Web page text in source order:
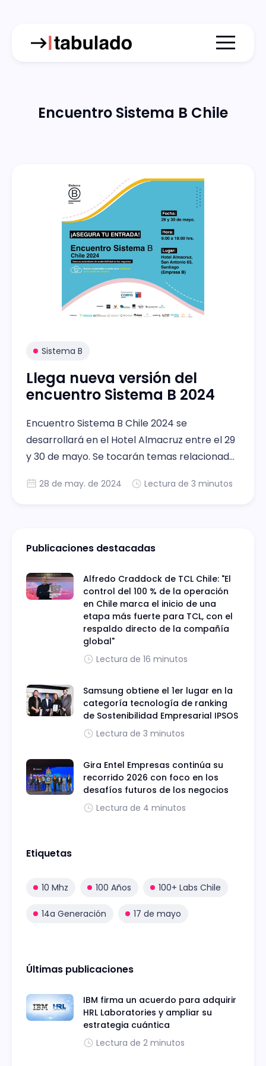
Menu
Encuentro Sistema B Chile
Sistema B
Llega nueva versión del
encuentro Sistema B 2024
Encuentro Sistema B Chile 2024 se
desarrollará en el Hotel Almacruz entre el 29
y 30 de mayo. Se tocarán temas relacionados
B y Gobernanza
28 de may. de 2024 Lectura de 3 minutos
Publicaciones destacadas
Alfredo Craddock de TCL Chile: "El
control del 100 % de la operación
en Chile marca el inicio de una
etapa más fuerte para TCL, con el
respaldo directo de la compañía
global"
Lectura de 16 minutos
Samsung obtiene el 1er lugar en la
categoría tecnología de ranking
de Sostenibilidad Empresarial IPSOS
Lectura de 3 minutos
Gira Entel Empresas continúa su
recorrido 2026 con foco en los
desafíos futuros de los negocios
Lectura de 4 minutos
Etiquetas
10 Mhz 100 Años 100+ Labs Chile
14a Generación 17 de mayo
Últimas publicaciones
IBM firma un acuerdo para adquirir
HRL Laboratories y ampliar su
estrategia cuántica
Lectura de 2 minutos